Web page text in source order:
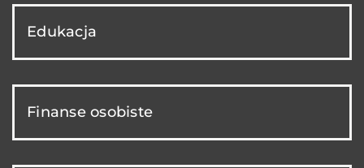
Edukacja
Finanse osobiste